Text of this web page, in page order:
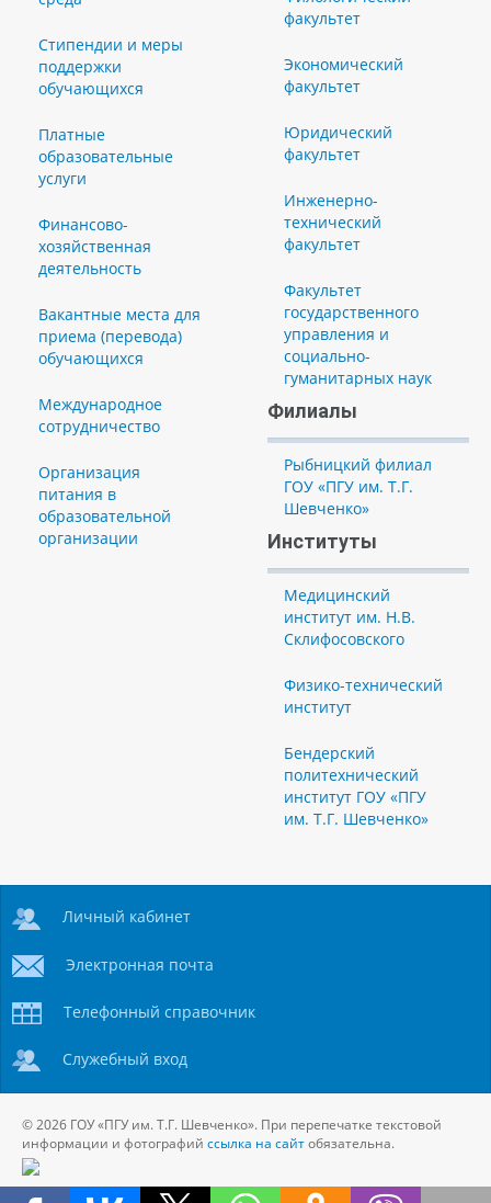
Стипендии и меры
поддержки
обучающихся
Платные
образовательные
услуги
Финансово-
хозяйственная
деятельность
Вакантные места для
приема (перевода)
обучающихся
Международное
сотрудничество
Организация
питания в
образовательной
организации
факультет
Экономический
факультет
Юридический
факультет
Инженерно-
технический
факультет
Факультет
государственного
управления и
социально-
гуманитарных наук
Филиалы
Рыбницкий филиал
ГОУ «ПГУ им. Т.Г.
Шевченко»
Институты
Медицинский
институт им. Н.В.
Склифосовского
Физико-технический
институт
Бендерский
политехнический
институт ГОУ «ПГУ
им. Т.Г. Шевченко»
Личный кабинет
Электронная почта
Телефонный справочник
Служебный вход
© 2026 ГОУ «ПГУ им. Т.Г. Шевченко». При перепечатке текстовой
информации и фотографий ссылка на сайтобязательна.